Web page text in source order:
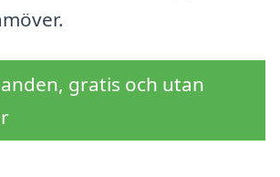
gratis och utan